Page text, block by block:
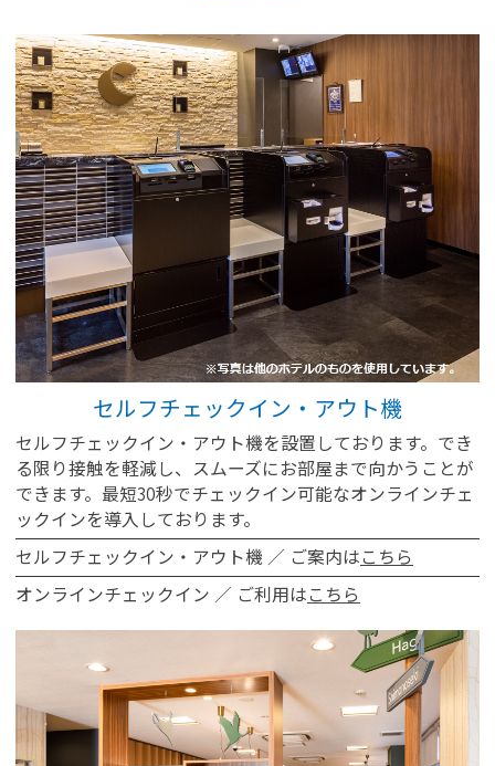
セルフチェックイン・アウト機
セルフチェックイン・アウト機を設置しております。でき
る限り接触を軽減し、スムーズにお部屋まで向かうことが
できます。最短30秒でチェックイン可能なオンラインチェ
ックインを導入しております。
セルフチェックイン・アウト機 ／ ご案内は こちら
オンラインチェックイン ／ ご利用は こちら